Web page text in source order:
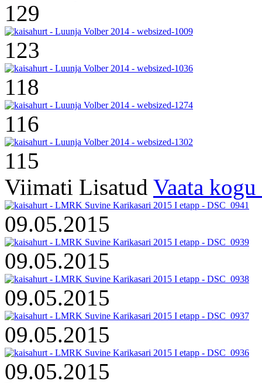
129
123
118
116
115
Viimati Lisatud Vaata
09.05.2015
09.05.2015
09.05.2015
09.05.2015
09.05.2015